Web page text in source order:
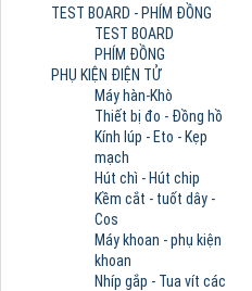
TEST BOARD - PHÍM ĐỒNG
TEST BOARD
PHÍM ĐỒNG
PHỤ KIỆN ĐIỆN TỬ
Máy hàn-Khò
Thiết bị đo - Đồng hồ
Kính lúp - Eto - Kẹp
mạch
Hút chì - Hút chip
Kềm cắt - tuốt dây -
Cos
Máy khoan - phụ kiện
khoan
Nhíp gắp - Tua vít các